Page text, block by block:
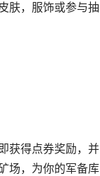
肤，服饰或参与抽
获得点券奖励，并
场，为你的军备库